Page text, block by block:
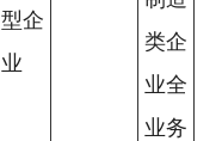
型企
业
类企
业全
业务